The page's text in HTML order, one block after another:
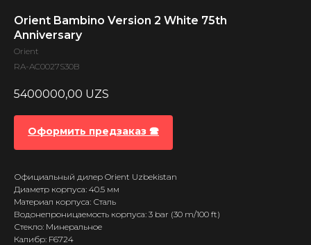
Orient Bambino Version 2 White 75th
Anniversary
Orient
RA-AC0027S30B
5400000,00 UZS
Оформить предзаказ 🕿
Официальный дилер Orient Uzbekistan
Диаметр корпуса: 40.5 мм
Материал корпуса: Сталь
Водонепроницаемость корпуса: 3 bar (30 m/100 ft)
Стекло: Минеральное
Калибр: F6724